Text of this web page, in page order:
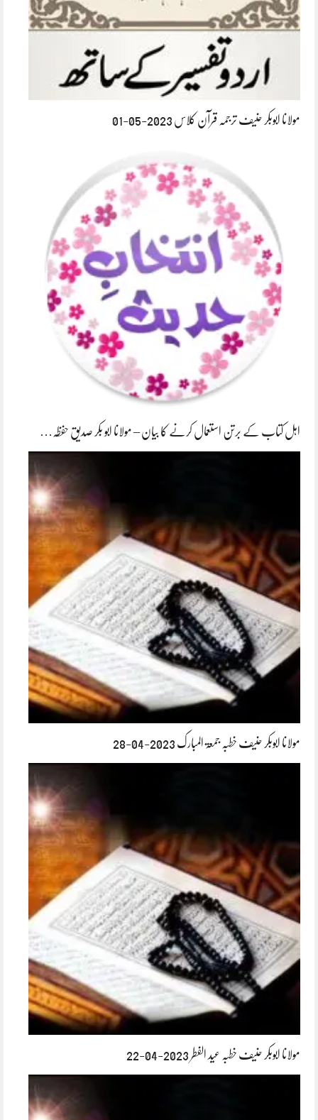
مولانا ابوبکر حنیف ترجمہ قرآن کلاس 2023-05-01
اہل کتاب کے برتن استعمال کرنے کا بیان – مولانا ابو بکر صدیق حفظہ…
مولانا ابوبکر حنیف خطبہ جمعۃ المبارک 2023-04-28
مولانا ابوبکر حنیف خطبہ عید الفطر 2023-04-22